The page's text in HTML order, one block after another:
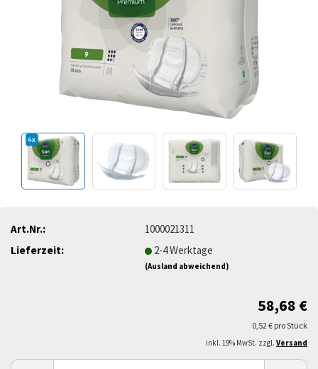
Art.Nr.:
1000021311
Lieferzeit:
2-4 Werktage
(Ausland abweichend)
58,68 €
0,52 € pro Stück
inkl. 19% MwSt. zzgl. Versand